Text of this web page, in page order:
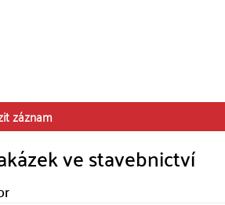
záznam
ve stavebnictví